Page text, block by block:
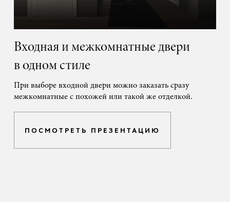
Входная и межкомнатные двери
в одном стиле
При выборе входной двери можно заказать сразу
межкомнатные с похожей или такой же отделкой.
ПОСМОТРЕТЬ ПРЕЗЕНТАЦИЮ